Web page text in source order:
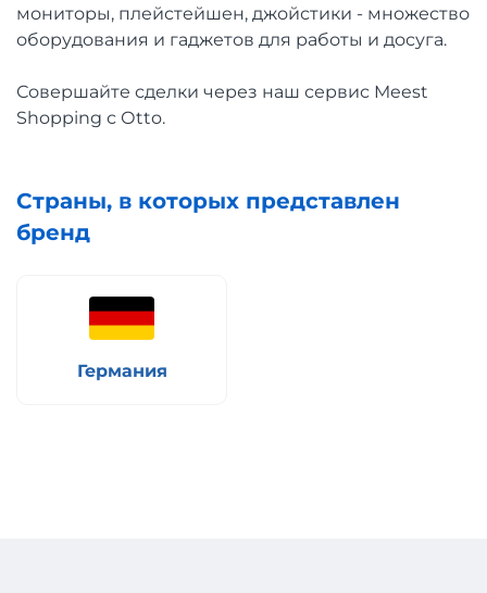
мониторы, плейстейшен, джойстики - множество
оборудования и гаджетов для работы и досуга.
Совершайте сделки через наш сервис Meest
Shopping с Оtto.
Страны, в которых представлен
бренд
Германия